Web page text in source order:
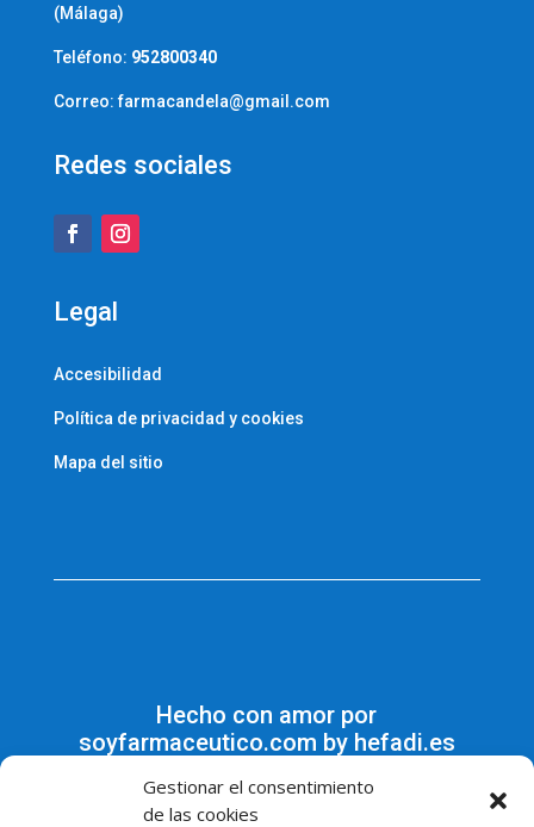
Gestionar el consentimiento
de las cookies
(Málaga)
Teléfono: 952800340
Correo: farmacandela@gmail.com
Redes sociales
Legal
Accesibilidad
Política de privacidad y cookies
Mapa del sitio
Hecho con amor por
soyfarmaceutico.com by hefadi.es